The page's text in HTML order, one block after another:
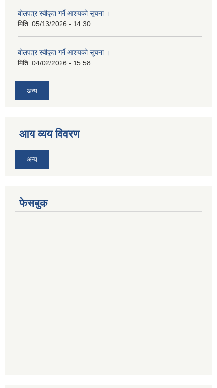
बोलपत्र स्वीकृत गर्ने आशयको सूचना ।
मिति: 05/13/2026 - 14:30
बोलपत्र स्वीकृत गर्ने आशयको सूचना ।
मिति: 04/02/2026 - 15:58
अन्य
आय व्यय विवरण
अन्य
फेसबुक